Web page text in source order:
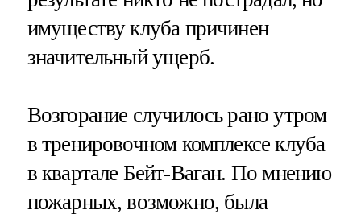
имуществу клуба причинен
значительный ущерб.
Возгорание случилось рано утром
в тренировочном комплексе клуба
в квартале Бейт-Ваган. По мнению
пожарных, возможно, была